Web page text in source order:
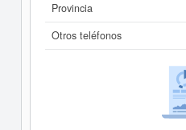
Provincia
Otros teléfonos